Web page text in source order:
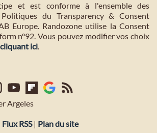
et est conforme à l'ensemble des
du Transparency & Consent
Europe. Randozone utilise la Consent
n°92. Vous pouvez modifier vos choix
cliquant ici.
Argeles
Flux RSS| Plan du site